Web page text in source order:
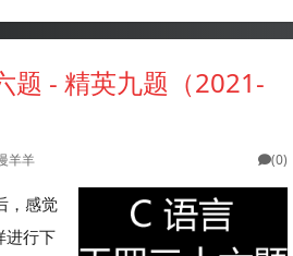
题 - 精英九题（2021-
羊羊 (0)
，感觉
进行下